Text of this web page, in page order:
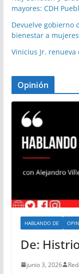
mayores: CDH
Devuelve gobierno
bienestar a
Vinicius Jr.
Opinión
HABLANDO DE
De:
junio 3, 2026